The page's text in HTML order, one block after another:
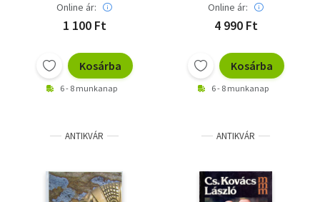
Online ár:
1 100 Ft
Kosárba
6 - 8 munkanap
Online ár:
4 990 Ft
Kosárba
6 - 8 munkanap
ANTIKVÁR ANTIKVÁR